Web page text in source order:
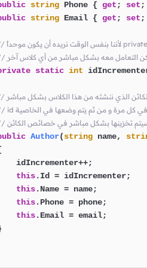
string Phone { get ; set
string Email { get ; set
التعامل معه بشكل مباشر من أي كلاس آخر
static int
الذي ننشئه من هذا الكلاس بشكل مباشر
سيتم تخزينها بشكل مباشر في خصائص الكائن
Author(string name,
idIncrementer++;
this.Id = idIncrementer;
this.Name = name;
this.Phone = phone;
this.Email = email;